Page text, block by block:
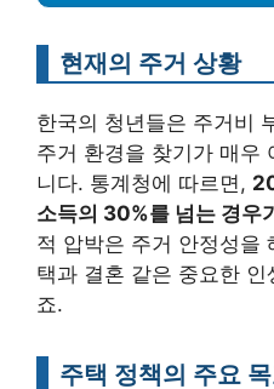
현재의 주거 상황
한국의 청년들은 주거비
주거 환경을 찾기가 매우
니다. 통계청에 따르면,
소득의 30%를 넘는 경우
적 압박은 주거 안정성을
택과 결혼 같은 중요한
죠.
주택 정책의 주요